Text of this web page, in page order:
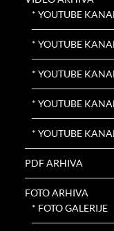
* YOUTUBE
* YOUTUBE
* YOUTUBE
* YOUTUBE
* YOUTUBE
PDF ARHIVA
FOTO ARHIVA
* FOTO GALERIJE